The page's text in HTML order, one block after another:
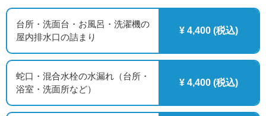
台所・洗面台・お風呂・洗濯機の
屋内排水口の詰まり
¥ 4,400 (税込)
蛇口・混合水栓の水漏れ（台所・
浴室・洗面所など）
¥ 4,400 (税込)